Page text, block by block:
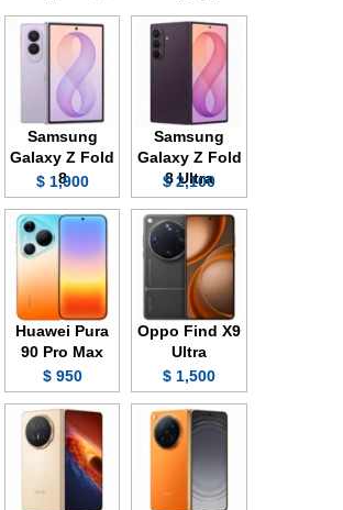
Samsung
Galaxy Z Fold
8 Ultra
2,100 $
Samsung
Galaxy Z Fold
8
1,900 $
Oppo Find X9
Ultra
1,500 $
Huawei Pura
90 Pro Max
950 $